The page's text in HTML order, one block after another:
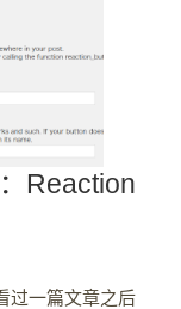
Reaction
过一篇文章之后